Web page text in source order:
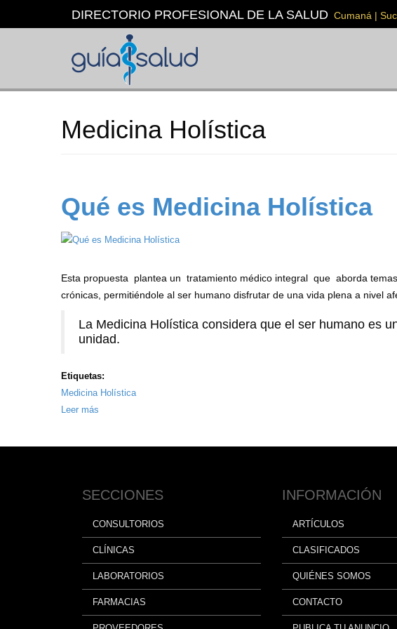
DIRECTORIO PROFESIONAL DE LA SALUD Cumaná |
Medicina Holística
Qué es Medicina Holística
Esta propuesta plantea un tratamiento médico integral que aborda
crónicas, permitiéndole al ser humano disfrutar de una vida plena a nivel
La Medicina Holística considera que el ser humano es
unidad.
Etiquetas:
Medicina Holística
Leer más
SECCIONES
CONSULTORIOS
CLÍNICAS
LABORATORIOS
FARMACIAS
INFORMACIÓN
ARTÍCULOS
CLASIFICADOS
QUIÉNES SOMOS
CONTACTO